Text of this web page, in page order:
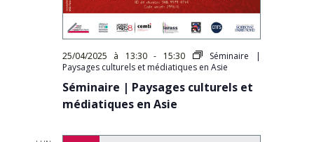
25/04/2025 à 13:30- 15:30
Séminaire |
Paysages culturels et médiatiques en Asie
Séminaire | Paysages culturels et
médiatiques en Asie